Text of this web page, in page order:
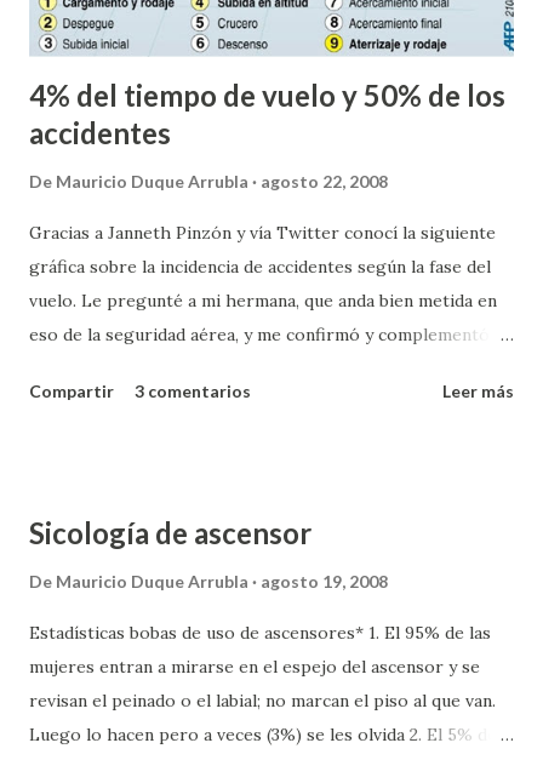
4% del tiempo de vuelo y 50% de los
accidentes
De Mauricio Duque Arrubla agosto 22, 2008
Gracias a Janneth Pinzón y vía Twitter conocí la siguiente
gráfica sobre la incidencia de accidentes según la fase del
vuelo. Le pregunté a mi hermana, que anda bien metida en
eso de la seguridad aérea, y me confirmó y complementó
me manda (no tan bonita). Las negrillas son mías. (pulse la
“su” gráfica equivale a las “fatalities” de esta gráfica, pero si
miramos el porcentaje total de accidentes la cosa cambia.
es la aproximación final y el aterrizaje (approach and
landing accidents ALA) con casi el 50%. Si lo relacionamos
con el tiempo de vuelo podemos hacernos una idea más
clara del riesgo, pues en la aproximación final y el
Compartir 3 comentarios Leer más
Sicología de ascensor
De Mauricio Duque Arrubla agosto 19, 2008
Estadísticas bobas de uso de ascensores* 1. El 95% de las
mujeres entran a mirarse en el espejo del ascensor y se
revisan el peinado o el labial; no marcan el piso al que van.
Luego lo hacen pero a veces (3%) se les olvida 2. El 5% de